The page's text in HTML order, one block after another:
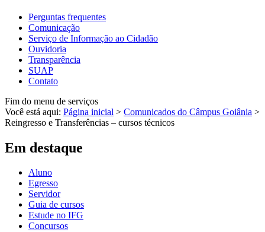
Perguntas frequentes
Comunicação
Serviço de Informação ao Cidadão
Ouvidoria
Transparência
SUAP
Contato
Fim do menu de serviços
Você está aqui: Página inicial > Comunicados do Câmpus Goiânia >
Reingresso e Transferências – cursos técnicos
Em destaque
Aluno
Egresso
Servidor
Guia de cursos
Estude no IFG
Concursos